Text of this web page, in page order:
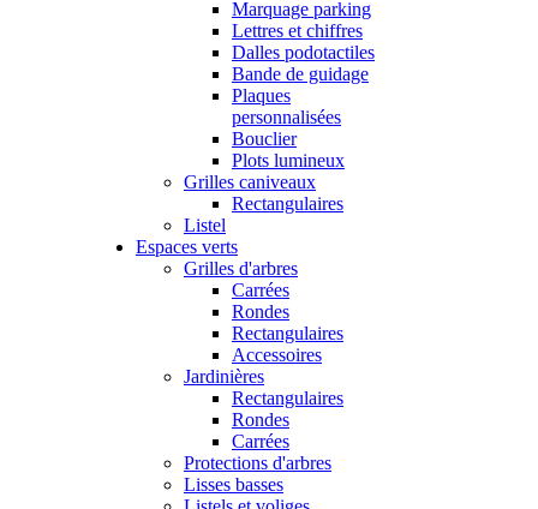
Marquage parking
Lettres et chiffres
Dalles podotactiles
Bande de guidage
Plaques
personnalisées
Bouclier
Plots lumineux
Grilles caniveaux
Rectangulaires
Listel
Espaces verts
Grilles d'arbres
Carrées
Rondes
Rectangulaires
Accessoires
Jardinières
Rectangulaires
Rondes
Carrées
Protections d'arbres
Lisses basses